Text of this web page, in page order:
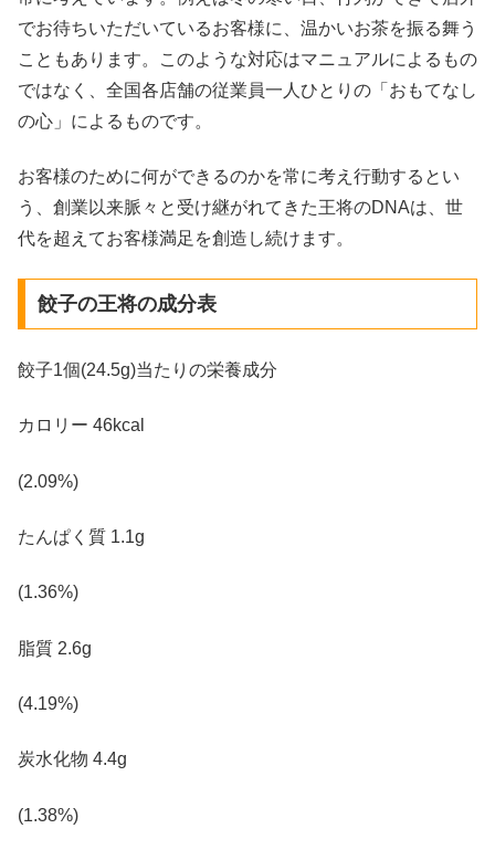
でお待ちいただいているお客様に、温かいお茶を振る舞う
こともあります。このような対応はマニュアルによるもの
ではなく、全国各店舗の従業員一人ひとりの「おもてなし
の心」によるものです。
お客様のために何ができるのかを常に考え行動するとい
う、創業以来脈々と受け継がれてきた王将のDNAは、世
代を超えてお客様満足を創造し続けます。
餃子の王将の成分表
餃子1個(24.5g)当たりの栄養成分
カロリー 46kcal
(2.09%)
たんぱく質 1.1g
(1.36%)
脂質 2.6g
(4.19%)
炭水化物 4.4g
(1.38%)